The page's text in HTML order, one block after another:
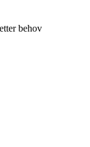
behov